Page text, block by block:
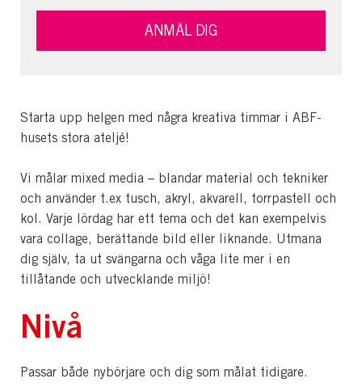
Starta upp helgen med några kreativa timmar i ABF-
husets stora ateljé!
Vi målar mixed media – blandar material och tekniker
och använder t.ex tusch, akryl, akvarell, torrpastell och
kol. Varje lördag har ett tema och det kan exempelvis
vara collage, berättande bild eller liknande. Utmana
dig själv, ta ut svängarna och våga lite mer i en
tillåtande och utvecklande miljö!
Nivå
Passar både nybörjare och dig som målat tidigare.
ANMÄL DIG